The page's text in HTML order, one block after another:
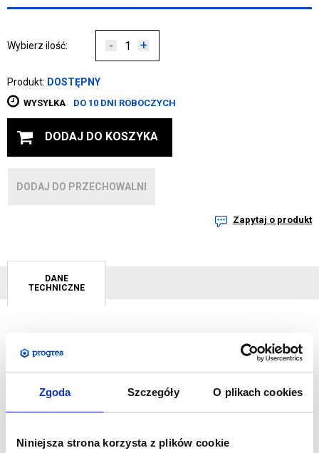
Zgoda Szczegóły O plikach cookies
Niniejsza strona korzysta z plików cookie
Wybierz ilość: - +
Produkt: DOSTĘPNY
WYSYŁKA DO 10 DNI ROBOCZYCH
DODAJ DO KOSZYKA
DODAJ DO PRZECHOWALNI
Zapytaj o produkt
DANE
TECHNICZNE
Sporych rozmiarów balony reklamowe to imponująca i
Wielobarwne nadruki zdecydowanie wyróżniają się na tle
czytelne i widoczne nawet z dużych odległości.